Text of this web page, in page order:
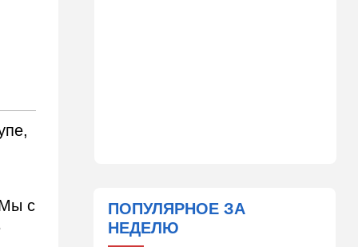
Мы с
10:40 Израиль
ПОПУЛЯРНОЕ ЗА
НЕДЕЛЮ